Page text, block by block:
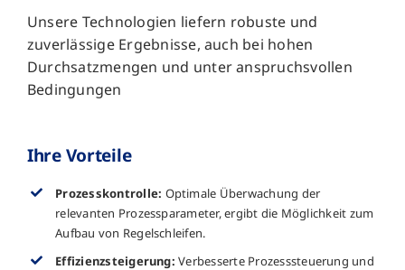
Unsere Technologien liefern robuste und
zuverlässige Ergebnisse, auch bei hohen
Durchsatzmengen und unter anspruchsvollen
Bedingungen
Ihre Vorteile
Prozesskontrolle: Optimale Überwachung der
relevanten Prozessparameter, ergibt die Möglichkeit zum
Aufbau von Regelschleifen.
Effizienzsteigerung: Verbesserte Prozesssteuerung und